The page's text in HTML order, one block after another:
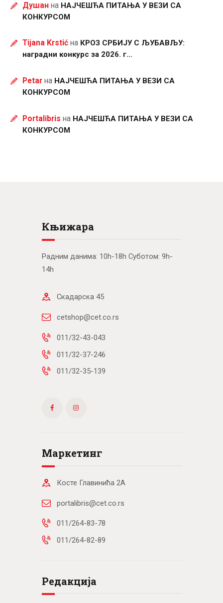
Душанна НАЈЧЕШЋА ПИТАЊА У ВЕЗИ СА
КОНКУРСОМ
Tijana Krstićна КРОЗ СРБИЈУ С ЉУБАВЉУ:
наградни конкурс за 2026. г…
Petarна НАЈЧЕШЋА ПИТАЊА У ВЕЗИ СА
КОНКУРСОМ
Portalibris на НАЈЧЕШЋА ПИТАЊА У ВЕЗИ СА
КОНКУРСОМ
Књижара
Радним данима: 10h-18h Суботом: 9h-
14h
Скадарска 45
cetshop@cet.co.rs
011/32-43-043
011/32-37-246
011/32-35-139
Маркетинг
Косте Главинића 2А
portalibris@cet.co.rs
011/264-83-78
011/264-82-89
Редакција